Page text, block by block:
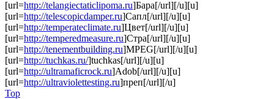
[url=http://telangiectaticlipoma.ru]Бара[/url][/u][u]
[url=http://telescopicdamper.ru]Сапл[/url][/u][u]
[url=http://temperateclimate.ru]Цвет[/url][/u][u]
[url=http://temperedmeasure.ru]Стра[/url][/u][u]
[url=http://tenementbuilding.ru]MPEG[/url][/u][u]
[url=http://tuchkas.ru/]tuchkas[/url][/u][u]
[url=http://ultramaficrock.ru]Adob[/url][/u][u]
[url=http://ultraviolettesting.ru]преп[/url][/u]
Top